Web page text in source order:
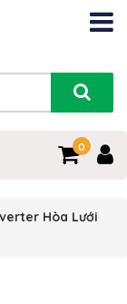
0
Hòa Lưới